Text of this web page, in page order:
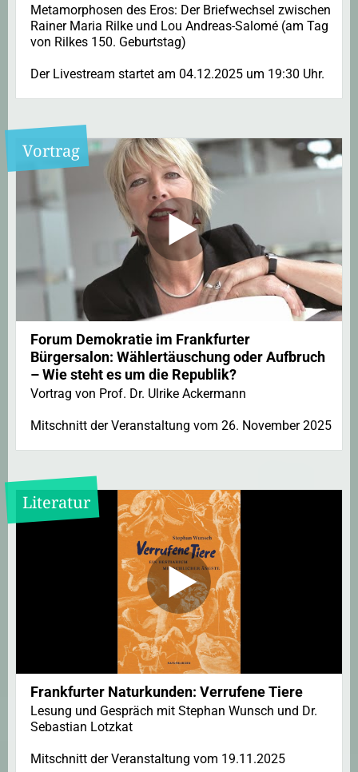
Metamorphosen des Eros: Der Briefwechsel zwischen
Rainer Maria Rilke und Lou Andreas-Salomé (am Tag
von Rilkes 150. Geburtstag)
Der Livestream startet am 04.12.2025 um 19:30 Uhr.
Vortrag
Forum Demokratie im Frankfurter
Bürgersalon: Wählertäuschung oder Aufbruch
– Wie steht es um die Republik?
Vortrag von Prof. Dr. Ulrike Ackermann
Mitschnitt der Veranstaltung vom 26. November 2025
Literatur
Frankfurter Naturkunden: Verrufene Tiere
Lesung und Gespräch mit Stephan Wunsch und Dr.
Sebastian Lotzkat
Mitschnitt der Veranstaltung vom 19.11.2025